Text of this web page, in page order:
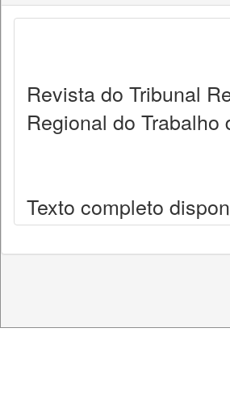
Revista do Tribunal
Regional do
Texto completo